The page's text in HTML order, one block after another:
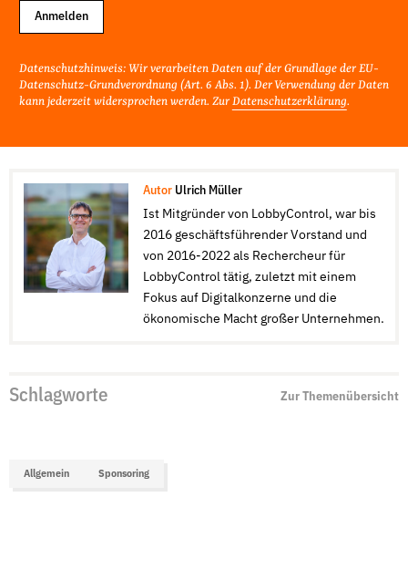
Anmelden
Datenschutzhinweis: Wir verarbeiten Daten auf der Grundlage der EU-
Datenschutz-Grundverordnung (Art. 6 Abs. 1). Der Verwendung der Daten
kann jederzeit widersprochen werden. Zur Datenschutzerklärung.
Autor Ulrich Müller
Ist Mitgründer von LobbyControl, war bis
2016 geschäftsführender Vorstand und
von 2016-2022 als Rechercheur für
LobbyControl tätig, zuletzt mit einem
Fokus auf Digitalkonzerne und die
ökonomische Macht großer Unternehmen.
Schlagworte Zur Themenübersicht
Allgemein Sponsoring